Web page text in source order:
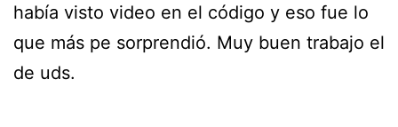
había visto video en el código y eso fue lo
que más pe sorprendió. Muy buen trabajo el
de uds.